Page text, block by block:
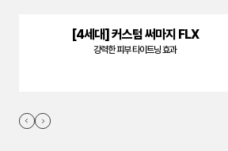
[4세대] 커스텀 써마지 FLX
강력한 피부 타이트닝 효과